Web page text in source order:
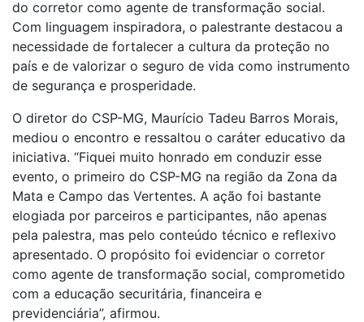
do corretor como agente de transformação social.
Com linguagem inspiradora, o palestrante destacou a
necessidade de fortalecer a cultura da proteção no
país e de valorizar o seguro de vida como instrumento
de segurança e prosperidade.
O diretor do CSP-MG, Maurício Tadeu Barros Morais,
mediou o encontro e ressaltou o caráter educativo da
iniciativa. “Fiquei muito honrado em conduzir esse
evento, o primeiro do CSP-MG na região da Zona da
Mata e Campo das Vertentes. A ação foi bastante
elogiada por parceiros e participantes, não apenas
pela palestra, mas pelo conteúdo técnico e reflexivo
apresentado. O propósito foi evidenciar o corretor
como agente de transformação social, comprometido
com a educação securitária, financeira e
previdenciária”, afirmou.